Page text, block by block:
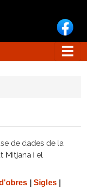
de dades de la
Mitjana i el
Sigles|